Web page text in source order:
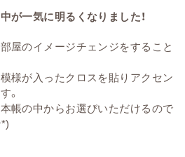
が一気に明るくなりました！
屋のイメージチェンジをすること
様が入ったクロスを貼りアクセン
。
帳の中からお選びいただけるので